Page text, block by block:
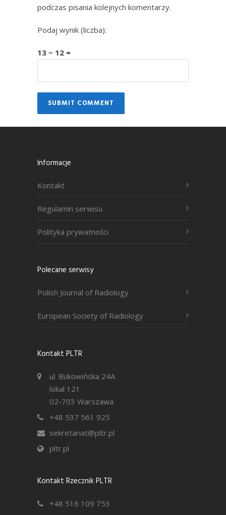
podczas pisania kolejnych komentarzy.
Podaj wynik (liczba):
13 − 12 =
Informacje
Kontakt
Regulamin serwisu
Polityka prywatności
Polecane serwisy
Polish Journal of Radiology
European Society of Radiology
Kontakt PLTR
ul. Bukowińska 24A
lokal 121
02-703 Warszawa
+48 537 561 925
sekretariat@pltr.pl
pltr.pl
Kontakt Rzecznik PLTR
+48 516 109 753